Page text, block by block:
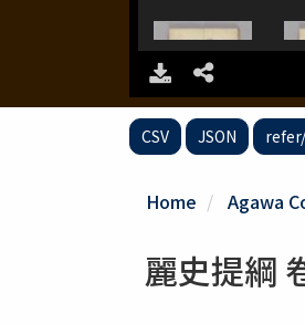
CSV JSON
Home Agawa
麗史提綱